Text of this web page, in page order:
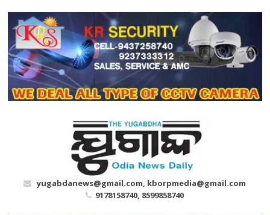
content
yugabdanews@gmail.com, kborpmedia@gmail.com
9178158740, 8599858740